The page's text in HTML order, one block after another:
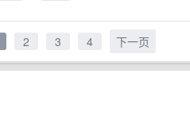
2 3 4 下一页